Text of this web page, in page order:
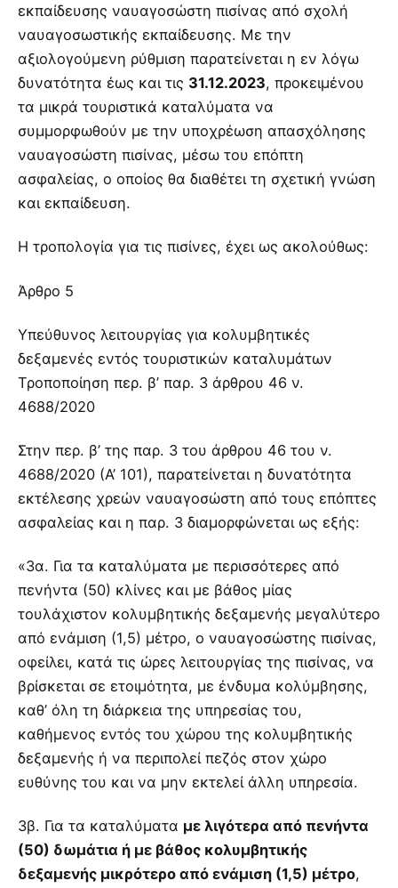
εκπαίδευσης ναυαγοσώστη πισίνας από σχολή
ναυαγοσωστικής εκπαίδευσης. Με την
αξιολογούμενη ρύθμιση παρατείνεται η εν λόγω
δυνατότητα έως και τις 31.12.2023, προκειμένου
τα μικρά τουριστικά καταλύματα να
συμμορφωθούν με την υποχρέωση απασχόλησης
ναυαγοσώστη πισίνας, μέσω του επόπτη
ασφαλείας, ο οποίος θα διαθέτει τη σχετική γνώση
και εκπαίδευση.
Η τροπολογία για τις πισίνες, έχει ως ακολούθως:
Άρθρο 5
Υπεύθυνος λειτουργίας για κολυμβητικές
δεξαμενές εντός τουριστικών καταλυμάτων
Τροποποίηση περ. β’ παρ. 3 άρθρου 46 ν.
4688/2020
Στην περ. β’ της παρ. 3 του άρθρου 46 του ν.
4688/2020 (Α’ 101), παρατείνεται η δυνατότητα
εκτέλεσης χρεών ναυαγοσώστη από τους επόπτες
ασφαλείας και η παρ. 3 διαμορφώνεται ως εξής:
«3α. Για τα καταλύματα με περισσότερες από
πενήντα (50) κλίνες και με βάθος μίας
τουλάχιστον κολυμβητικής δεξαμενής μεγαλύτερο
από ενάμιση (1,5) μέτρο, ο ναυαγοσώστης πισίνας,
οφείλει, κατά τις ώρες λειτουργίας της πισίνας, να
βρίσκεται σε ετοιμότητα, με ένδυμα κολύμβησης,
καθ’ όλη τη διάρκεια της υπηρεσίας του,
καθήμενος εντός του χώρου της κολυμβητικής
δεξαμενής ή να περιπολεί πεζός στον χώρο
ευθύνης του και να μην εκτελεί άλλη υπηρεσία.
3β. Για τα καταλύματα με λιγότερα από πενήντα
(50) δωμάτια ή με βάθος κολυμβητικής
δεξαμενής μικρότερο από ενάμιση (1,5) μέτρο,